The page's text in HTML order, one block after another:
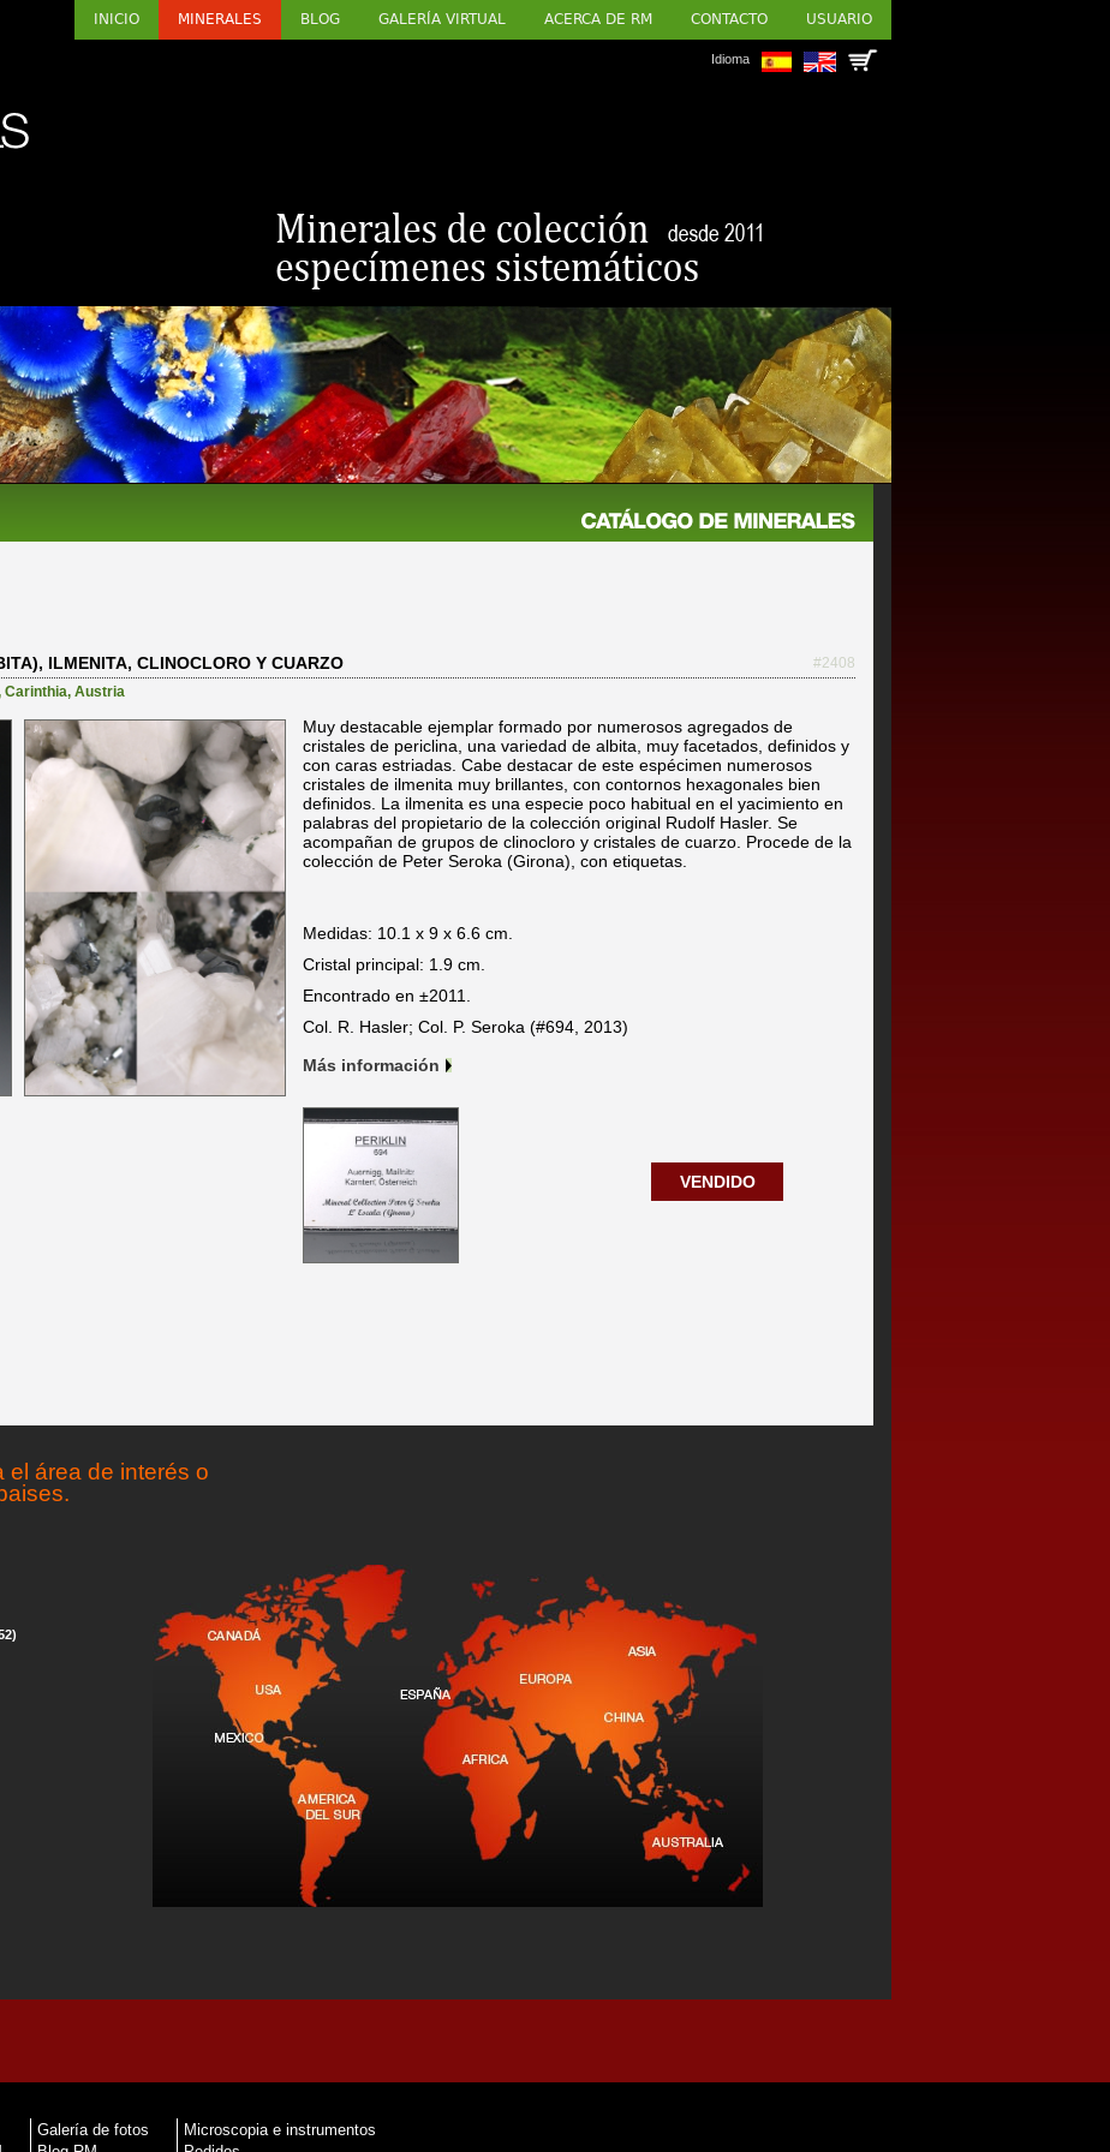
INICIO MINERALES BLOG GALERÍA VIRTUAL ACERCA DE RM CONTACTO USUARIO
Idioma
ILMENITA, CLINOCLORO Y CUARZO
#2408
Carinthia, Austria
Muy destacable ejemplar formado por numerosos agregados de
cristales de periclina, una variedad de albita, muy facetados, definidos y
con caras estriadas. Cabe destacar de este espécimen numerosos
cristales de ilmenita muy brillantes, con contornos hexagonales bien
definidos. La ilmenita es una especie poco habitual en el yacimiento en
palabras del propietario de la colección original Rudolf Hasler. Se
acompañan de grupos de clinocloro y cristales de cuarzo. Procede de la
colección de Peter Seroka (Girona), con etiquetas.
Medidas: 10.1 x 9 x 6.6 cm.
Cristal principal: 1.9 cm.
Encontrado en ±2011.
Col. R. Hasler; Col. P. Seroka (#694, 2013)
Más información
VENDIDO
el área de interés o
Galería de fotos
Microscopia e instrumentos